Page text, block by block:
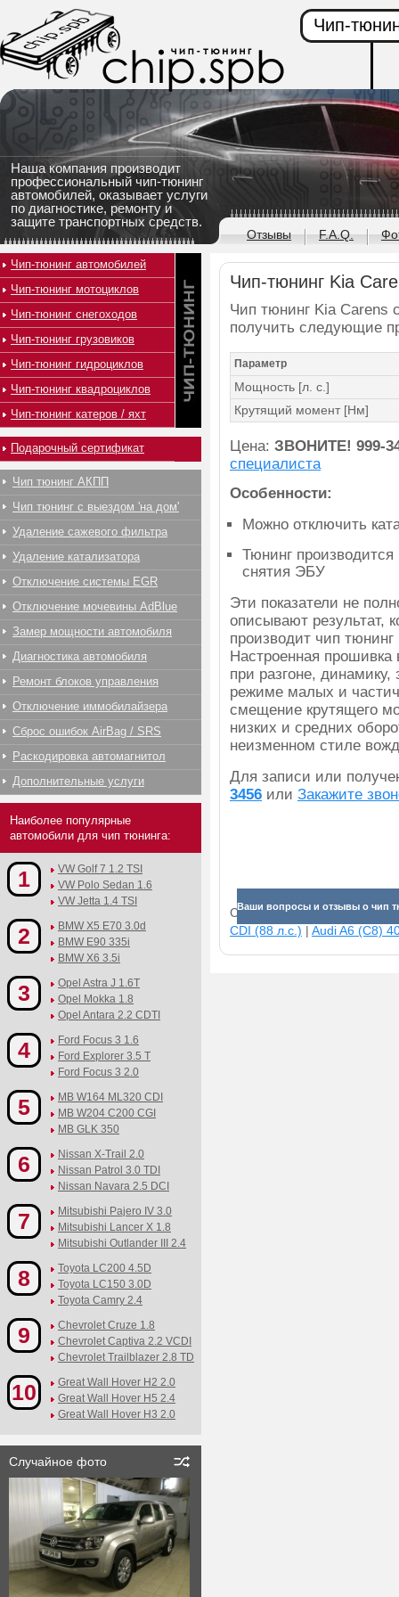
Наша компания производит
профессиональный чип-тюнинг
автомобилей, оказывает услуги
по диагностике, ремонту и
защите транспортных средств.
Чип-
Отзывы F.A.Q.
Чип-тюнинг Kia
Чип тюнинг Kia Carens
получить следующие
Параметр
Мощность [л. с.]
Крутящий момент [Нм]
Цена: ЗВОНИТЕ! 999-
специалиста
Особенности:
Можно отключить
Тюнинг
снятия ЭБУ
Эти показатели не
описывают результат,
производит чип
Настроенная прошивка
при разгоне, динамику,
режиме малых и
смещение крутящего
низких и средних
неизменном стиле
Для записи или
3456 или Закажите
Ваши вопросы и отзывы о чип
Смотрите прибавки для
CDI (88 л.с.) | Audi A6 (C8)
Чип-тюнинг автомобилей
Чип-тюнинг мотоциклов
Чип-тюнинг снегоходов
Чип-тюнинг грузовиков
Чип-тюнинг гидроциклов
Чип-тюнинг квадроциклов
Чип-тюнинг катеров / яхт
Подарочный сертификат
Чип тюнинг АКПП
Чип тюнинг с выездом 'на дом'
Удаление сажевого фильтра
Удаление катализатора
Отключение системы EGR
Отключение мочевины AdBlue
Замер мощности автомобиля
Диагностика автомобиля
Ремонт блоков управления
Отключение иммобилайзера
Сброс ошибок AirBag / SRS
Раскодировка автомагнитол
Дополнительные услуги
Наиболее популярные
автомобили для чип тюнинга:
1
VW Golf 7 1.2 TSI
VW Polo Sedan 1.6
VW Jetta 1.4 TSI
2
BMW X5 E70 3.0d
BMW E90 335i
BMW X6 3.5i
3
Opel Astra J 1.6T
Opel Mokka 1.8
Opel Antara 2.2 CDTI
4
Ford Focus 3 1.6
Ford Explorer 3.5 T
Ford Focus 3 2.0
5
MB W164 ML320 CDI
MB W204 C200 CGI
MB GLK 350
6
Nissan X-Trail 2.0
Nissan Patrol 3.0 TDI
Nissan Navara 2.5 DCI
7
Mitsubishi Pajero IV 3.0
Mitsubishi Lancer X 1.8
Mitsubishi Outlander III 2.4
8
Toyota LC200 4.5D
Toyota LC150 3.0D
Toyota Camry 2.4
9
Chevrolet Cruze 1.8
Chevrolet Captiva 2.2 VCDI
Chevrolet Trailblazer 2.8 TD
10
Great Wall Hover H2 2.0
Great Wall Hover H5 2.4
Great Wall Hover H3 2.0
Случайное фото